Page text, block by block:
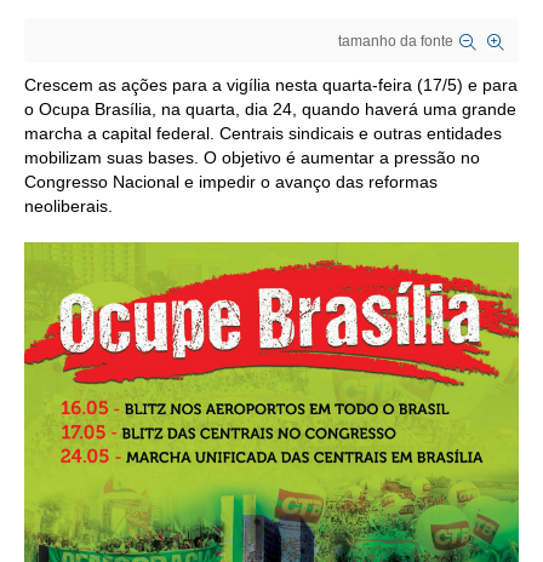
CONSELHOS ASSESSORES
PERSONALIDADES DA TECNOLOGIA
NÚCLEO DA MULHER ENGENHEIRA
CONSULTORIA
ACORDOS, CONVENÇÕES E DISSÍDIOS
CONTRIBUIÇÕES
CONTRIBUIÇÃO ASSOCIATIVA OU ANUIDADE DE SÓCIO
tamanho da fonte
Crescem as ações para a vigília nesta quarta-feira (17/5) e para
o Ocupa Brasília, na quarta, dia 24, quando haverá uma grande
marcha a capital federal. Centrais sindicais e outras entidades
mobilizam suas bases. O objetivo é aumentar a pressão no
Congresso Nacional e impedir o avanço das reformas
neoliberais.